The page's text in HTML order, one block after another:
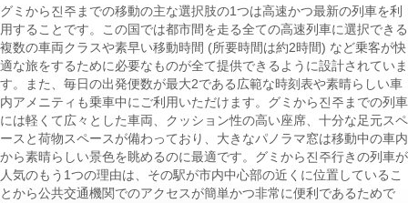
グミから진주までの移動の主な選択肢の1つは高速かつ最新の列車を利
用することです。この国では都市間を走る全ての高速列車に選択できる
複数の車両クラスや素早い移動時間 (所要時間は約2時間) など乗客が快
適な旅をするために必要なものが全て提供できるように設計されていま
す。また、毎日の出発便数が最大2である広範な時刻表や素晴らしい車
内アメニティも乗車中にご利用いただけます。グミから진주までの列車
には軽くて広々とした車両、クッション性の高い座席、十分な足元スペ
ースと荷物スペースが備わっており、大きなパノラマ窓は移動中の車内
から素晴らしい景色を眺めるのに最適です。グミから진주行きの列車が
人気のもう1つの理由は、その駅が市内中心部の近くに位置しているこ
とから公共交通機関でのアクセスが簡単かつ非常に便利であるためで